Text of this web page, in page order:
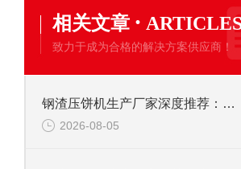
相关文章 ·
致力于成为合格的解决方案供应商！
钢渣压饼机生产厂家深度推荐：为何恩派特成为高净值产线的优选
2026-08-05